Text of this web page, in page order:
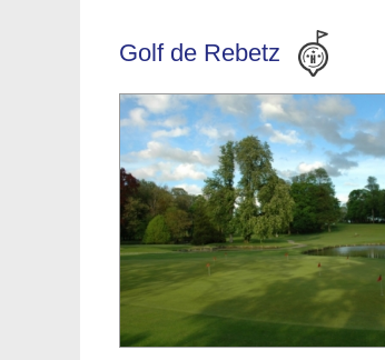
Golf de Rebetz